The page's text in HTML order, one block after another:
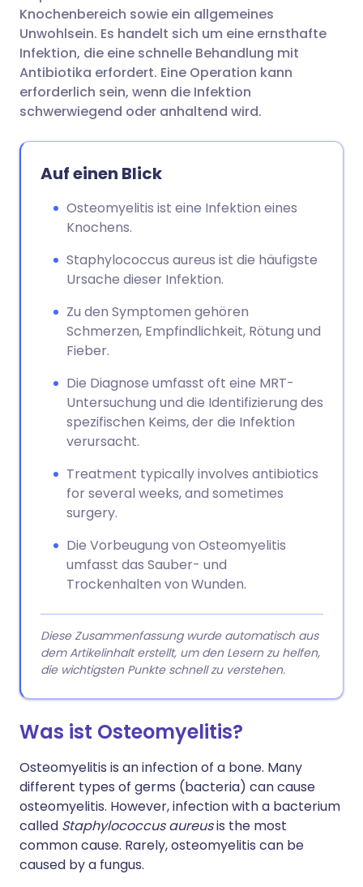
Teilen über Facebook
Teilen über LinkedIn
Teilen über X
Link kopieren
🇪🇸 Español
🇮🇹 Italiano 🇵🇹
🇮🇳 हिन्दी
🇸🇪 Svenska
Knochenbereich sowie ein allgemeines
Unwohlsein. Es handelt sich um eine ernsthafte
Infektion, die eine schnelle Behandlung mit
Antibiotika erfordert. Eine Operation kann
erforderlich sein, wenn die Infektion
schwerwiegend oder anhaltend wird.
Auf einen Blick
Osteomyelitis ist eine Infektion eines
Knochens.
Staphylococcus aureus ist die häufigste
Ursache dieser Infektion.
Zu den Symptomen gehören
Schmerzen, Empfindlichkeit, Rötung und
Fieber.
Die Diagnose umfasst oft eine MRT-
Untersuchung und die Identifizierung des
spezifischen Keims, der die Infektion
verursacht.
Treatment typically involves antibiotics
for several weeks, and sometimes
surgery.
Die Vorbeugung von Osteomyelitis
umfasst das Sauber- und
Trockenhalten von Wunden.
Diese Zusammenfassung wurde automatisch aus
dem Artikelinhalt erstellt, um den Lesern zu helfen,
die wichtigsten Punkte schnell zu verstehen.
Was ist Osteomyelitis?
Osteomyelitis is an infection of a bone. Many
different types of germs (bacteria) can cause
osteomyelitis. However, infection with a bacterium
called Staphylococcus aureusis the most
common cause. Rarely, osteomyelitis can be
caused by a fungus.